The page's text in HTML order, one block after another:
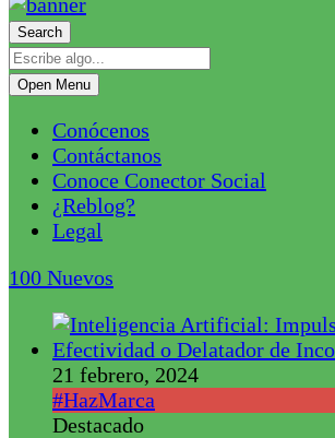
Search
Open Menu
Conócenos
Contáctanos
Conoce Conector Social
¿Reblog?
Legal
100 Nuevos
21 febrero, 2024
#HazMarca
Destacado